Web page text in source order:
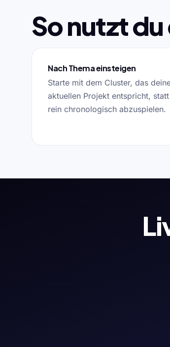
So nutzt
Nach Thema einsteigen
Starte mit dem Cluster, das
aktuellen Projekt entspricht,
rein chronologisch abzuspielen.